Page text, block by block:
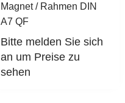
Magnet / Rahmen DIN
A7 QF
Bitte melden Sie sich
an um Preise zu
sehen